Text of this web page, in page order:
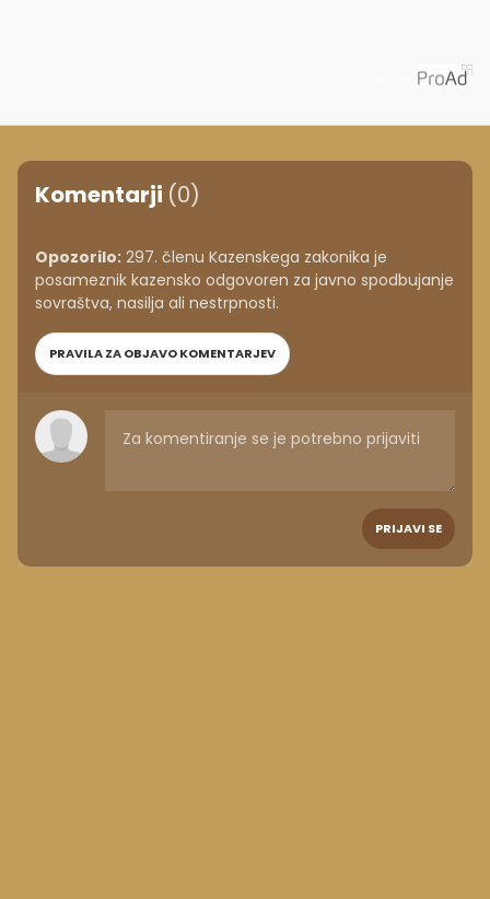
Komentarji (0)
Opozorilo: 297. členu Kazenskega zakonika je
posameznik kazensko odgovoren za javno spodbujanje
sovraštva, nasilja ali nestrpnosti.
PRAVILA ZA OBJAVO KOMENTARJEV
PRIJAVI SE